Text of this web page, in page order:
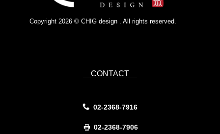
Copyright 2026 © CHIG design . All rights reserved.
CONTACT
02-2368-7916
02-2368-7906